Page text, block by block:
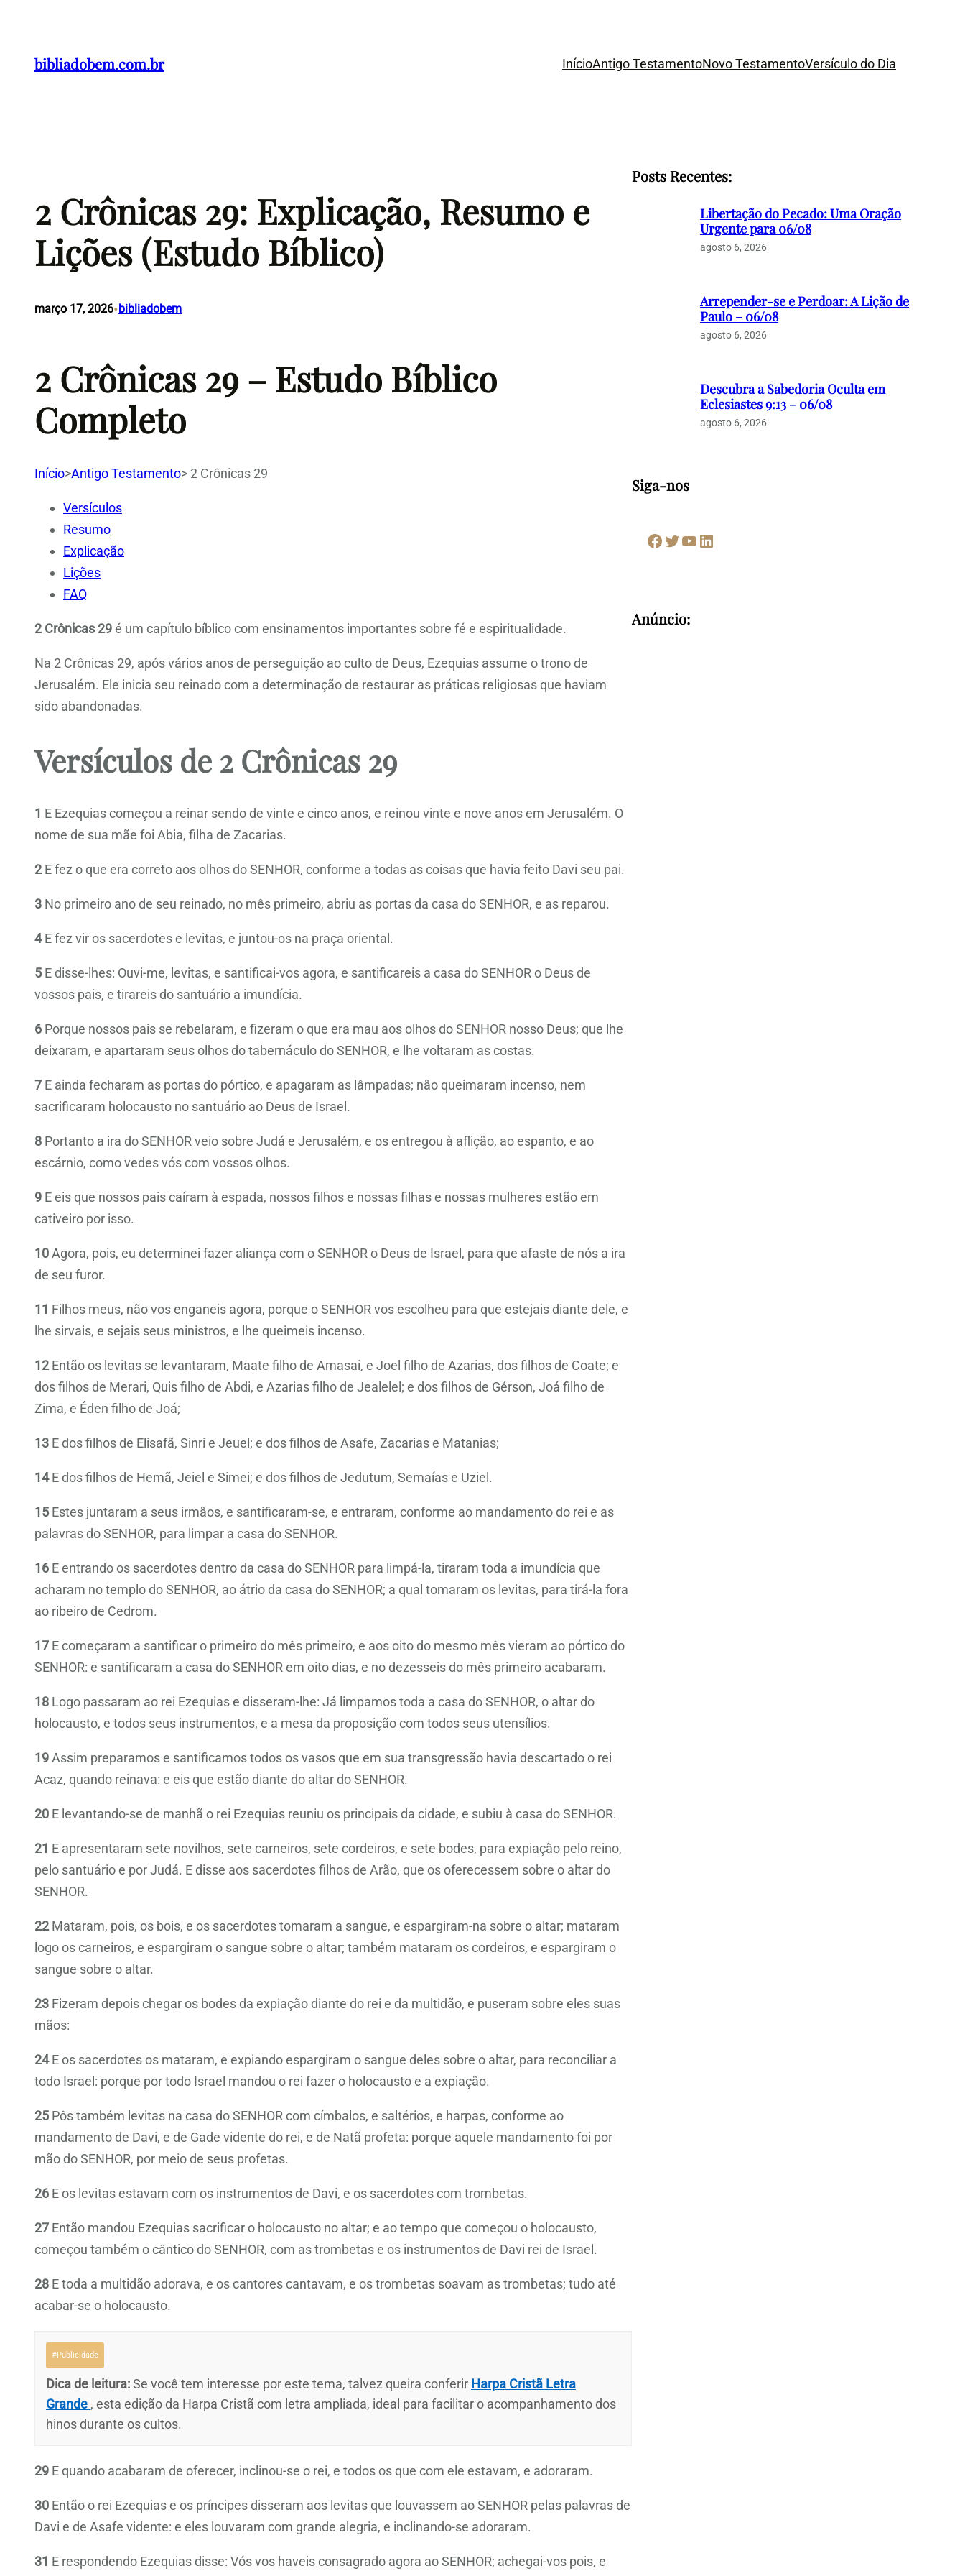
bibliadobem.com.br InícioAntigo TestamentoNovo TestamentoVersículo do Dia
2 Crônicas 29: Explicação, Resumo e
Lições (Estudo Bíblico)
março 17, 2026• bibliadobem
2 Crônicas 29 – Estudo Bíblico
Completo
Início>Antigo Testamento> 2 Crônicas 29
Versículos
Resumo
Explicação
Lições
FAQ
2 Crônicas 29é um capítulo bíblico com ensinamentos importantes sobre fé e espiritualidade.
Na 2 Crônicas 29, após vários anos de perseguição ao culto de Deus, Ezequias assume o trono de
Jerusalém. Ele inicia seu reinado com a determinação de restaurar as práticas religiosas que haviam
sido abandonadas.
Versículos de 2 Crônicas 29
1 E Ezequias começou a reinar sendo de vinte e cinco anos, e reinou vinte e nove anos em Jerusalém. O
nome de sua mãe foi Abia, filha de Zacarias.
2E fez o que era correto aos olhos do SENHOR, conforme a todas as coisas que havia feito Davi seu pai.
3 No primeiro ano de seu reinado, no mês primeiro, abriu as portas da casa do SENHOR, e as reparou.
4E fez vir os sacerdotes e levitas, e juntou-os na praça oriental.
5 E disse-lhes: Ouvi-me, levitas, e santificai-vos agora, e santificareis a casa do SENHOR o Deus de
vossos pais, e tirareis do santuário a imundícia.
6 Porque nossos pais se rebelaram, e fizeram o que era mau aos olhos do SENHOR nosso Deus; que lhe
deixaram, e apartaram seus olhos do tabernáculo do SENHOR, e lhe voltaram as costas.
7 E ainda fecharam as portas do pórtico, e apagaram as lâmpadas; não queimaram incenso, nem
sacrificaram holocausto no santuário ao Deus de Israel.
8 Portanto a ira do SENHOR veio sobre Judá e Jerusalém, e os entregou à aflição, ao espanto, e ao
escárnio, como vedes vós com vossos olhos.
9 E eis que nossos pais caíram à espada, nossos filhos e nossas filhas e nossas mulheres estão em
cativeiro por isso.
10Agora, pois, eu determinei fazer aliança com o SENHOR o Deus de Israel, para que afaste de nós a ira
de seu furor.
11 Filhos meus, não vos enganeis agora, porque o SENHOR vos escolheu para que estejais diante dele, e
lhe sirvais, e sejais seus ministros, e lhe queimeis incenso.
12Então os levitas se levantaram, Maate filho de Amasai, e Joel filho de Azarias, dos filhos de Coate; e
dos filhos de Merari, Quis filho de Abdi, e Azarias filho de Jealelel; e dos filhos de Gérson, Joá filho de
Zima, e Éden filho de Joá;
13 E dos filhos de Elisafã, Sinri e Jeuel; e dos filhos de Asafe, Zacarias e Matanias;
14E dos filhos de Hemã, Jeiel e Simei; e dos filhos de Jedutum, Semaías e Uziel.
15 Estes juntaram a seus irmãos, e santificaram-se, e entraram, conforme ao mandamento do rei e as
palavras do SENHOR, para limpar a casa do SENHOR.
16 E entrando os sacerdotes dentro da casa do SENHOR para limpá-la, tiraram toda a imundícia que
acharam no templo do SENHOR, ao átrio da casa do SENHOR; a qual tomaram os levitas, para tirá-la fora
ao ribeiro de Cedrom.
17 E começaram a santificar o primeiro do mês primeiro, e aos oito do mesmo mês vieram ao pórtico do
SENHOR: e santificaram a casa do SENHOR em oito dias, e no dezesseis do mês primeiro acabaram.
18 Logo passaram ao rei Ezequias e disseram-lhe: Já limpamos toda a casa do SENHOR, o altar do
holocausto, e todos seus instrumentos, e a mesa da proposição com todos seus utensílios.
19Assim preparamos e santificamos todos os vasos que em sua transgressão havia descartado o rei
Acaz, quando reinava: e eis que estão diante do altar do SENHOR.
20 E levantando-se de manhã o rei Ezequias reuniu os principais da cidade, e subiu à casa do SENHOR.
21 E apresentaram sete novilhos, sete carneiros, sete cordeiros, e sete bodes, para expiação pelo reino,
pelo santuário e por Judá. E disse aos sacerdotes filhos de Arão, que os oferecessem sobre o altar do
SENHOR.
22Mataram, pois, os bois, e os sacerdotes tomaram a sangue, e espargiram-na sobre o altar; mataram
logo os carneiros, e espargiram o sangue sobre o altar; também mataram os cordeiros, e espargiram o
sangue sobre o altar.
23 Fizeram depois chegar os bodes da expiação diante do rei e da multidão, e puseram sobre eles suas
mãos:
24E os sacerdotes os mataram, e expiando espargiram o sangue deles sobre o altar, para reconciliar a
todo Israel: porque por todo Israel mandou o rei fazer o holocausto e a expiação.
25 Pôs também levitas na casa do SENHOR com címbalos, e saltérios, e harpas, conforme ao
mandamento de Davi, e de Gade vidente do rei, e de Natã profeta: porque aquele mandamento foi por
mão do SENHOR, por meio de seus profetas.
26 E os levitas estavam com os instrumentos de Davi, e os sacerdotes com trombetas.
27 Então mandou Ezequias sacrificar o holocausto no altar; e ao tempo que começou o holocausto,
começou também o cântico do SENHOR, com as trombetas e os instrumentos de Davi rei de Israel.
28 E toda a multidão adorava, e os cantores cantavam, e os trombetas soavam as trombetas; tudo até
acabar-se o holocausto.
#Publicidade
Dica de leitura:Se você tem interesse por este tema, talvez queira conferir Harpa Cristã Letra
Grande , esta edição da Harpa Cristã com letra ampliada, ideal para facilitar o acompanhamento dos
hinos durante os cultos.
29 E quando acabaram de oferecer, inclinou-se o rei, e todos os que com ele estavam, e adoraram.
30 Então o rei Ezequias e os príncipes disseram aos levitas que louvassem ao SENHOR pelas palavras de
Davi e de Asafe vidente: e eles louvaram com grande alegria, e inclinando-se adoraram.
31 E respondendo Ezequias disse: Vós vos haveis consagrado agora ao SENHOR; achegai-vos pois, e
Posts Recentes:
Libertação do Pecado: Uma Oração
Urgente para 06/08
agosto 6, 2026
Arrepender-se e Perdoar: A Lição de
Paulo – 06/08
agosto 6, 2026
Descubra a Sabedoria Oculta em
Eclesiastes 9:13 – 06/08
agosto 6, 2026
Siga-nos
Facebook Twitter Youtube LinkedIn
Anúncio: